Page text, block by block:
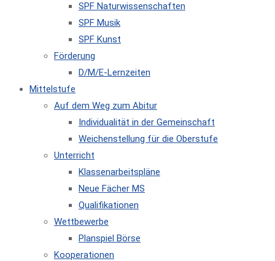
SPF Naturwissenschaften
SPF Musik
SPF Kunst
Förderung
D/M/E-Lernzeiten
Mittelstufe
Auf dem Weg zum Abitur
Individualität in der Gemeinschaft
Weichenstellung für die Oberstufe
Unterricht
Klassenarbeitspläne
Neue Fächer MS
Qualifikationen
Wettbewerbe
Planspiel Börse
Kooperationen